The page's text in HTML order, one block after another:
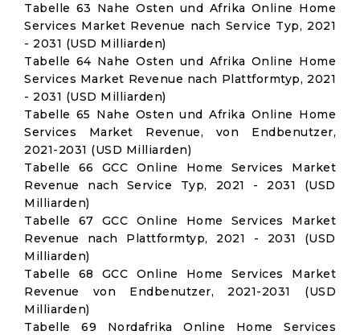
Tabelle 63 Nahe Osten und Afrika Online Home
Services Market Revenue nach Service Typ, 2021
- 2031 (USD Milliarden)
Tabelle 64 Nahe Osten und Afrika Online Home
Services Market Revenue nach Plattformtyp, 2021
- 2031 (USD Milliarden)
Tabelle 65 Nahe Osten und Afrika Online Home
Services Market Revenue, von Endbenutzer,
2021-2031 (USD Milliarden)
Tabelle 66 GCC Online Home Services Market
Revenue nach Service Typ, 2021 - 2031 (USD
Milliarden)
Tabelle 67 GCC Online Home Services Market
Revenue nach Plattformtyp, 2021 - 2031 (USD
Milliarden)
Tabelle 68 GCC Online Home Services Market
Revenue von Endbenutzer, 2021-2031 (USD
Milliarden)
Tabelle 69 Nordafrika Online Home Services